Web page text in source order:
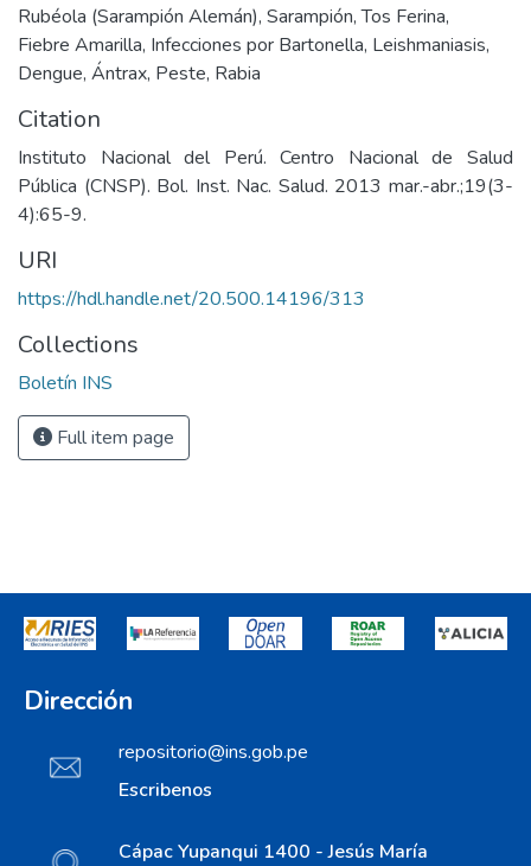
Rubéola (Sarampión Alemán), Sarampión,Tos Ferina,
Fiebre Amarilla, Infecciones por Bartonella, Leishmaniasis,
Dengue, Ántrax, Peste, Rabia
Citation
Instituto Nacional del Perú. Centro Nacional de Salud
Pública (CNSP). Bol. Inst. Nac. Salud. 2013 mar.-abr.;19(3-
4):65-9.
URI
https://hdl.handle.net/20.500.14196/313
Collections
Boletín INS
Full item page
Dirección
repositorio@ins.gob.pe
Escribenos
Cápac Yupanqui 1400 - Jesús María